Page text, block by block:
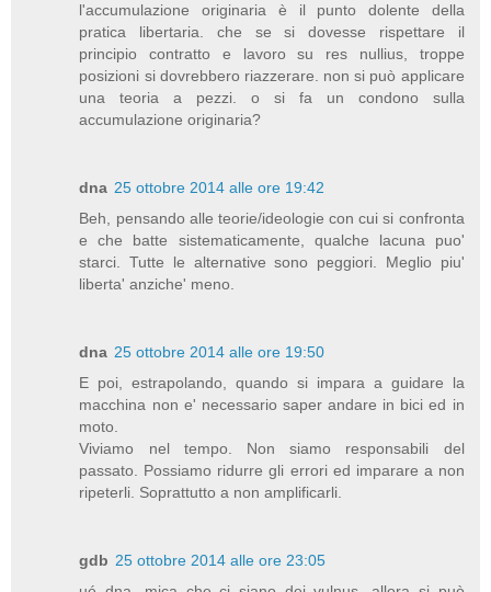
l'accumulazione originaria è il punto dolente della
pratica libertaria. che se si dovesse rispettare il
principio contratto e lavoro su res nullius, troppe
posizioni si dovrebbero riazzerare. non si può applicare
una teoria a pezzi. o si fa un condono sulla
accumulazione originaria?
dna 25 ottobre 2014 alle ore 19:42
Beh, pensando alle teorie/ideologie con cui si confronta
e che batte sistematicamente, qualche lacuna puo'
starci. Tutte le alternative sono peggiori. Meglio piu'
liberta' anziche' meno.
dna 25 ottobre 2014 alle ore 19:50
E poi, estrapolando, quando si impara a guidare la
macchina non e' necessario saper andare in bici ed in
moto.
Viviamo nel tempo. Non siamo responsabili del
passato. Possiamo ridurre gli errori ed imparare a non
ripeterli. Soprattutto a non amplificarli.
gdb 25 ottobre 2014 alle ore 23:05